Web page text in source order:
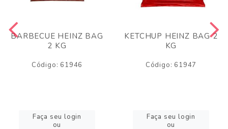
BARBECUE HEINZ BAG
2 KG
Código: 61946
Faça seu login
ou
KETCHUP HEINZ BAG 2
KG
Código: 61947
Faça seu login
ou